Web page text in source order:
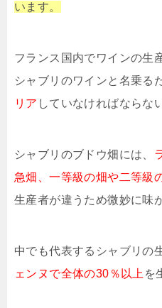
います。
フランス国内でワインの生
シャブリのワインと名乗る
リア していなければならな
シャブリのブドウ畑には、
急畑、一等級の畑や二等級
生産者が違うため微妙に味
中でも代表するシャブリの
ェンヌで全体の30％以上 を